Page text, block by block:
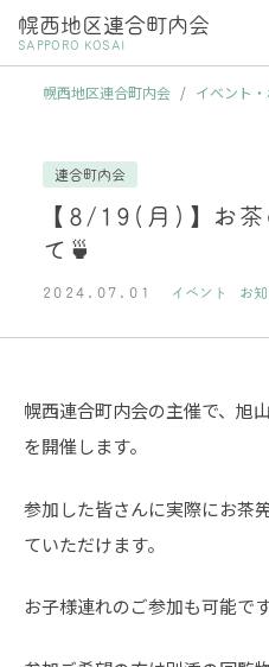
幌西地区連合町内会
SAPPORO KOSAI
幌西地区連合町内会 / イベント
連合町内会
【8/19(月)】お茶
て🍵
2024.07.01 イベント お
幌西連合町内会の主催で、旭
を開催します。
参加した皆さんに実際にお茶
ていただけます。
お子様連れのご参加も可能です